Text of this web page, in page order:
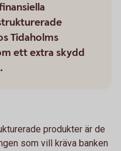
Tidaholms
ett extra skydd
produkter är de
som vill kräva banken